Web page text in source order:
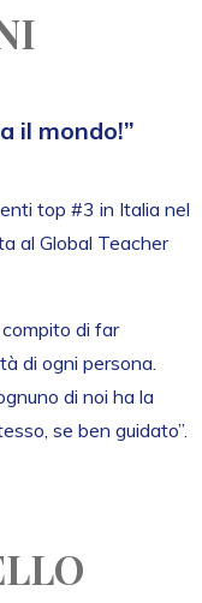
il mondo!”
top #3 in Italia nel
al Global Teacher
compito di far
di ogni persona.
di noi ha la
se ben guidato”.